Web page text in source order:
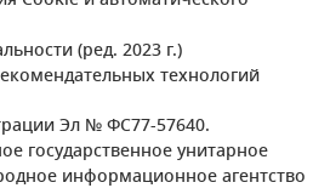
(ред. 2023 г.)
технологий
Эл № ФС77-57640.
государственное унитарное
информационное агентство